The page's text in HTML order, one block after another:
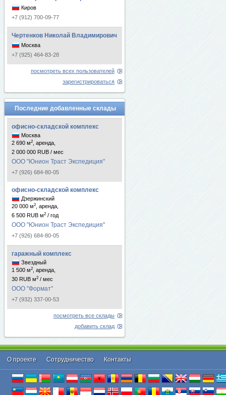
Киров
+7 (912) 700-09-77
Чертенков Николай Владимирович
Москва
+7 (925) 464-83-28
посмотреть всех пользователей
зарегистрироваться
Последние добавленные склады
офисно-складской комплекс
Москва
2 690 м2
, аренда,
2 000 000 RUB / мес
ООО "Юнион Траст Экспедиция"
+7 (926) 684-80-05
офисно-складской комплекс
Дзержинский
20 000 м2
, аренда,
6 500 RUB м2 / год
ООО "Юнион Траст Экспедиция"
+7 (926) 684-80-05
гаражный комплекс
Звездный
1 500 м2
, аренда,
30 RUB м2 / мес
ООО "Формат"
+7 (932) 337-00-53
посмотреть все склады
добавить склад
О проекте Cотрудничество Контакты